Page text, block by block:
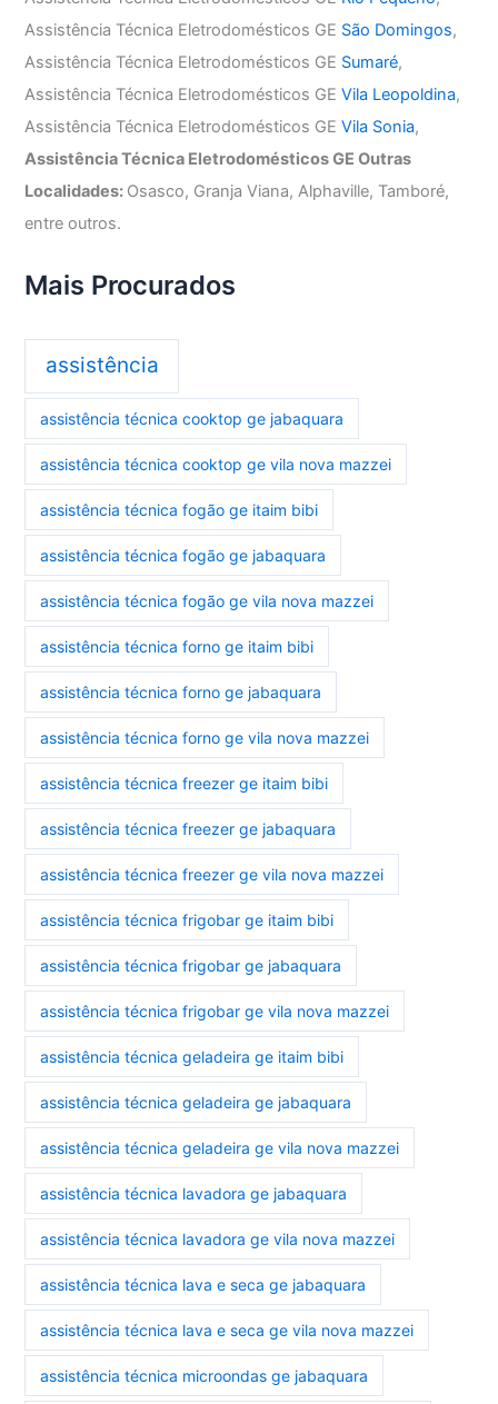
Assistência Técnica Eletrodomésticos GE São Domingos,
Assistência Técnica Eletrodomésticos GE Sumaré,
Assistência Técnica Eletrodomésticos GEVila Leopoldina,
Assistência Técnica Eletrodomésticos GEVila Sonia,
Assistência Técnica Eletrodomésticos GE Outras
Localidades: Osasco, Granja Viana, Alphaville, Tamboré,
entre outros.
Mais Procurados
assistência
assistência técnica cooktop ge jabaquara
assistência técnica cooktop ge vila nova mazzei
assistência técnica fogão ge itaim bibi
assistência técnica fogão ge jabaquara
assistência técnica fogão ge vila nova mazzei
assistência técnica forno ge itaim bibi
assistência técnica forno ge jabaquara
assistência técnica forno ge vila nova mazzei
assistência técnica freezer ge itaim bibi
assistência técnica freezer ge jabaquara
assistência técnica freezer ge vila nova mazzei
assistência técnica frigobar ge itaim bibi
assistência técnica frigobar ge jabaquara
assistência técnica frigobar ge vila nova mazzei
assistência técnica geladeira ge itaim bibi
assistência técnica geladeira ge jabaquara
assistência técnica geladeira ge vila nova mazzei
assistência técnica lavadora ge jabaquara
assistência técnica lavadora ge vila nova mazzei
assistência técnica lava e seca ge jabaquara
assistência técnica lava e seca ge vila nova mazzei
assistência técnica microondas ge jabaquara